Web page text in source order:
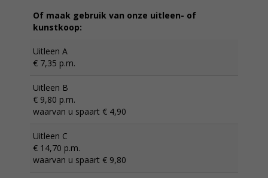
Of maak gebruik van onze uitleen- of
kunstkoop:
Uitleen A
€ 7,35 p.m.
Uitleen B
€ 9,80 p.m.
waarvan u spaart € 4,90
Uitleen C
€ 14,70 p.m.
waarvan u spaart € 9,80